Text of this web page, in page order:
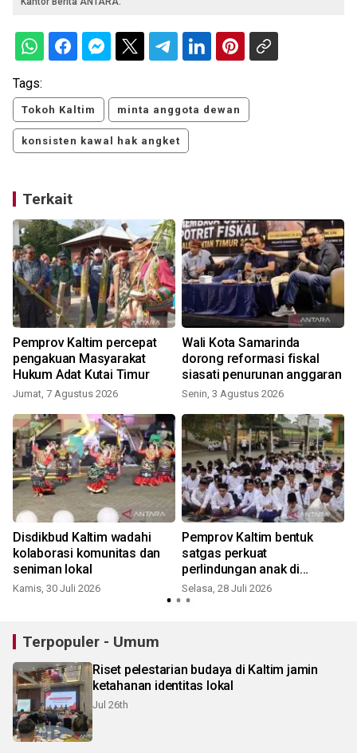
Tags:
Tokoh Kaltim minta anggota dewan
konsisten kawal hak angket
Terkait
Pemprov Kaltim percepat
pengakuan Masyarakat
Hukum Adat Kutai Timur
Jumat, 7 Agustus 2026
Wali Kota Samarinda
dorong reformasi fiskal
siasati penurunan anggaran
Senin, 3 Agustus 2026
Disdikbud Kaltim wadahi
kolaborasi komunitas dan
seniman lokal
Kamis, 30 Juli 2026
Pemprov Kaltim bentuk
satgas perkuat
perlindungan anak di
pesantren
Selasa, 28 Juli 2026
Terpopuler - Umum
Riset pelestarian budaya di Kaltim jamin
ketahanan identitas lokal
Jul 26th